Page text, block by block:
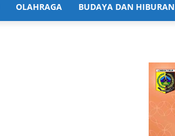
OLAHRAGA BUDAYA DAN HIBURAN